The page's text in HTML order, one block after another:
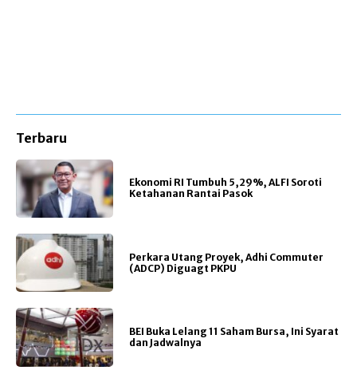
Terbaru
Ekonomi RI Tumbuh 5,29%, ALFI Soroti
Ketahanan Rantai Pasok
Perkara Utang Proyek, Adhi Commuter
(ADCP) Diguagt PKPU
BEI Buka Lelang 11 Saham Bursa, Ini Syarat
dan Jadwalnya